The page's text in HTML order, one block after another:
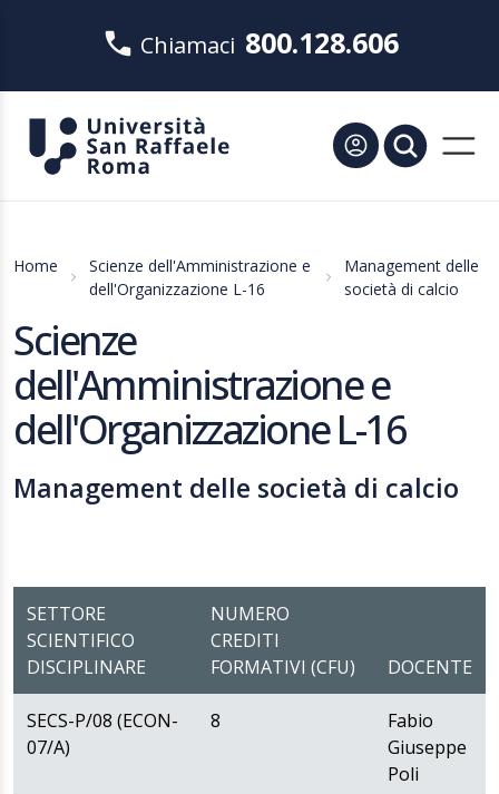
Chiamaci 800.128.606
Home
Scienze dell'Amministrazione e
dell'Organizzazione L-16
Management delle
società di calcio
Scienze
dell'Amministrazione e
dell'Organizzazione L-16
Management delle società di calcio
SETTORE
SCIENTIFICO
DISCIPLINARE
NUMERO
CREDITI
FORMATIVI (CFU)
DOCENTE
SECS-P/08 (ECON-
07/A)
8
Fabio
Giuseppe
Poli